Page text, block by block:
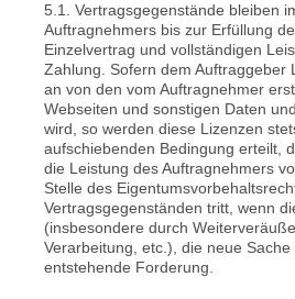
5.1. Vertragsgegenstände bleiben
Auftragnehmers bis zur Erfüllung
Einzelvertrag und vollständigen
Zahlung. Sofern dem Auftraggeber
an von den vom Auftragnehmer
Webseiten und sonstigen Daten
wird, so werden diese Lizenzen
aufschiebenden Bedingung erteilt,
die Leistung des Auftragnehmers
Stelle des
Vertragsgegenständen tritt, wenn
(insbesondere durch
Verarbeitung, etc.), die neue
entstehende Forderung.